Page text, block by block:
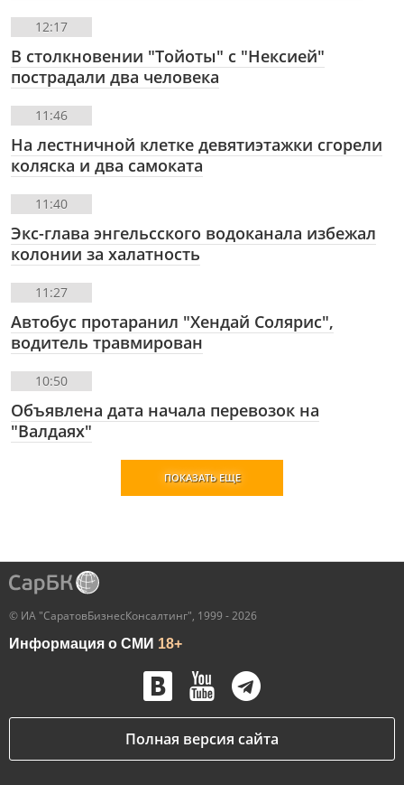
12:17
В столкновении "Тойоты" с "Нексией"
пострадали два человека
11:46
На лестничной клетке девятиэтажки сгорели
коляска и два самоката
11:40
Экс-глава энгельсского водоканала избежал
колонии за халатность
11:27
Автобус протаранил "Хендай Солярис",
водитель травмирован
10:50
Объявлена дата начала перевозок на
"Валдаях"
ПОКАЗАТЬ ЕЩЕ
© ИА "СаратовБизнесКонсалтинг", 1999 - 2026
Информация о СМИ 18+
Полная версия сайта